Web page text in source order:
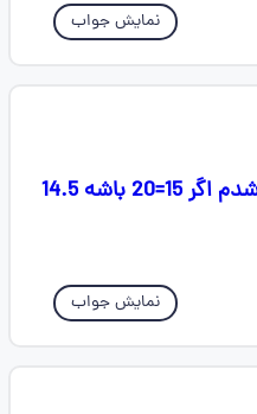
نمایش جواب
من امتحان منطقمو 14.5 از 15 شدم اگر 15=20 باشه 14.5
نمایش جواب